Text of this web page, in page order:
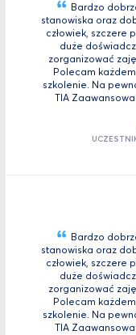
Bardzo
stanowiska oraz
człowiek, szczere
duże
zorganizować
Polecam
szkolenie. Na
TIA
Bardzo
stanowiska oraz
człowiek, szczere
duże
zorganizować
Polecam
szkolenie. Na
TIA